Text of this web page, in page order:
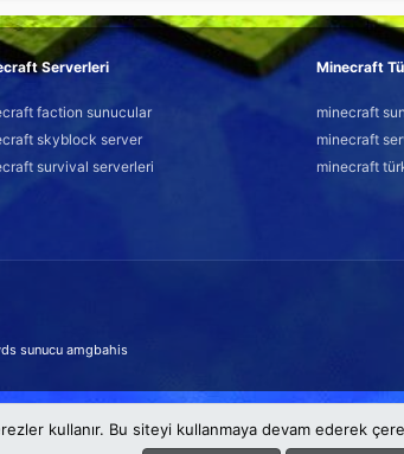
Serverleri
faction sunucular
skyblock server
survival serverleri
Minecraft
minecraft
minecraft
minecraft
sunucu amgbahis
kullanır. Bu siteyi kullanmaya devam ederek